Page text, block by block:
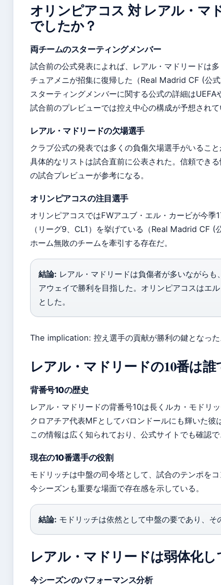
オリンピアコス 対 レアル・マ
でしたか？
両チームのスターティングメンバー
試合前の公式発表によれば、レアル・マドリードは
チュアメニが招集に復帰した（Real Madrid CF (公
スターティングメンバーに関する公式の詳細は
試合前のプレビューでは控え中心の構成が予想され
レアル・マドリードの欠場選手
クラブ公式の発表では多くの負傷欠場選手がいるこ
具体的なリストは試合直前に公表された。信頼でき
の試合プレビューが参考になる。
オリンピアコスの注目選手
オリンピアコスではFWアユブ・エル・カービが今季
（リーグ9、CL1）を挙げている（Real Madrid CF (
ホーム無敗のチームを牽引する存在だ。
結論: レアル・マドリードは負傷者が多いながら
アウェイで勝利を目指した。オリンピアコスはエ
とした。
The implication: 控え選手の貢献が勝利の鍵となっ
レアル・マドリードの10番は
背番号10の歴史
レアル・マドリードの背番号10は長くルカ・モドリ
クロアチア代表MFとしてバロンドールにも輝いた彼
この情報は広く知られており、公式サイトでも確認
現在の10番選手の役割
モドリッチは中盤の司令塔として、試合のテンポを
今シーズンも重要な場面で存在感を示している。
結論: モドリッチは依然として中盤の要であり、
レアル・マドリードは弱体化
今シーズンのパフォーマンス分析